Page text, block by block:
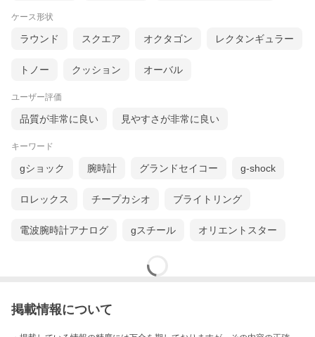
ケース形状
ラウンド スクエア オクタゴン レクタンギュラー
トノー クッション オーバル
ユーザー評価
品質が非常に良い 見やすさが非常に良い
キーワード
gショック 腕時計 グランドセイコー g-shock
ロレックス チープカシオ ブライトリング
電波腕時計アナログ gスチール オリエントスター
掲載情報について